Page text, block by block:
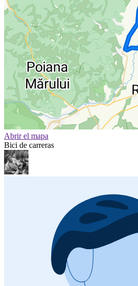
Abrir el mapa
Bici de carreras